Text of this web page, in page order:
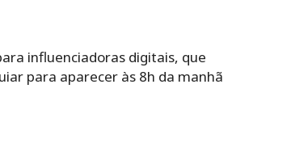
influenciadoras digitais, que
para aparecer às 8h da manhã